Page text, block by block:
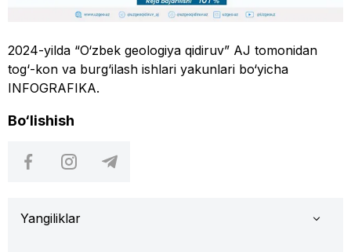
2024-yilda “O‘zbek geologiya qidiruv” AJ tomonidan
tog‘-kon va burg‘ilash ishlari yakunlari bo‘yicha
INFOGRAFIKA.
Bo‘lishish
Yangiliklar